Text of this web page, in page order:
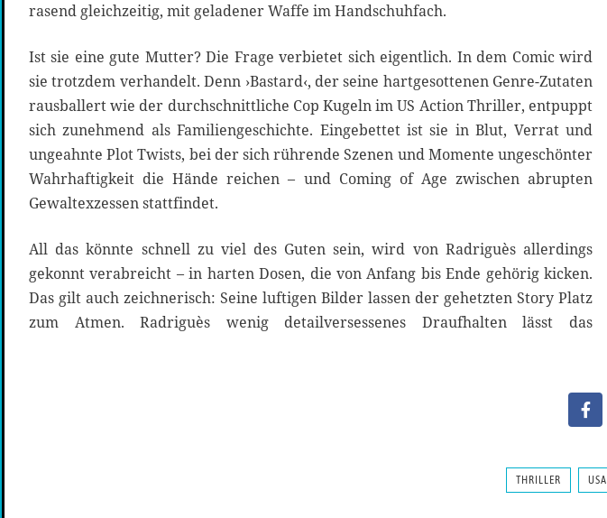
rasend gleichzeitig, mit geladener Waffe im Handschuhfach.
Ist sie eine gute Mutter? Die Frage verbietet sich eigentlich. In dem Comic wird
sie trotzdem verhandelt. Denn ›Bastard‹, der seine hartgesottenen Genre-Zutaten
rausballert wie der durchschnittliche Cop Kugeln im US Action Thriller, entpuppt
sich zunehmend als Familiengeschichte. Eingebettet ist sie in Blut, Verrat und
ungeahnte Plot Twists, bei der sich rührende Szenen und Momente ungeschönter
Wahrhaftigkeit die Hände reichen – und Coming of Age zwischen abrupten
Gewaltexzessen stattfindet.
All das könnte schnell zu viel des Guten sein, wird von Radriguès allerdings
gekonnt verabreicht – in harten Dosen, die von Anfang bis Ende gehörig kicken.
Das gilt auch zeichnerisch: Seine luftigen Bilder lassen der gehetzten Story Platz
zum Atmen. Radriguès wenig detailversessenes Draufhalten lässt das
THRILLER USA